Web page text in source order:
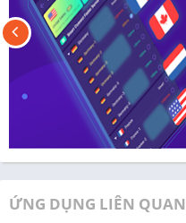
ỨNG DỤNG LIÊN QUAN